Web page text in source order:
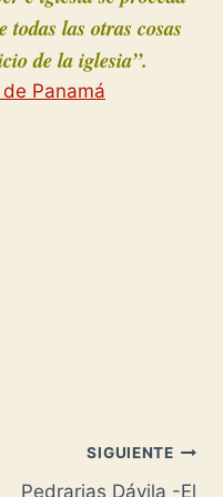
todas las otras cosas
de la iglesia”.
Panamá
SIGUIENTE
Pedrarias Dávila -El